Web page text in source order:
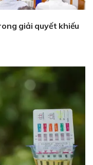
giải quyết khiếu